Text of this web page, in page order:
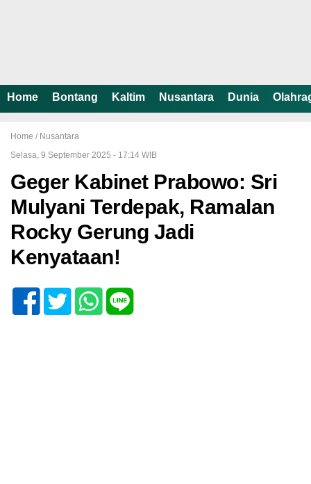
Home Bontang Kaltim Nusantara Dunia
Home / Nusantara
Selasa, 9 September 2025 - 17:14 WIB
Geger Kabinet Prabowo: Sri
Mulyani Terdepak, Ramalan
Rocky Gerung Jadi
Kenyataan!